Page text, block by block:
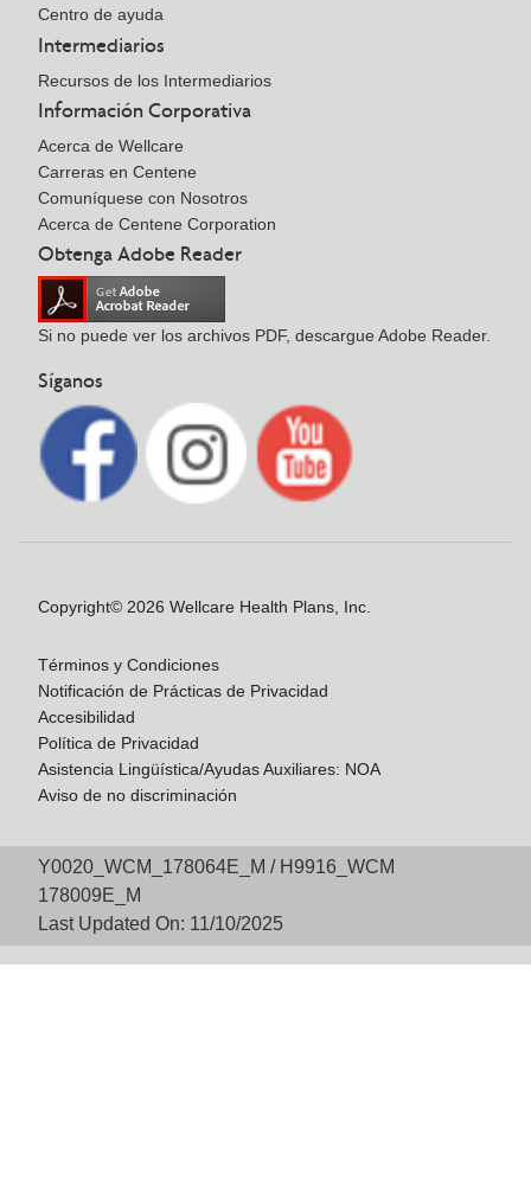
Centro de ayuda
Intermediarios
Recursos de los Intermediarios
Información Corporativa
Acerca de Wellcare
Carreras en Centene
Comuníquese con Nosotros
Acerca de Centene Corporation
Obtenga Adobe Reader
Si no puede ver los archivos PDF, descargue Adobe Reader.
Síganos
Copyright© 2026 Wellcare Health Plans, Inc.
Términos y Condiciones
Notificación de Prácticas de Privacidad
Accesibilidad
Política de Privacidad
Asistencia Lingüística/Ayudas Auxiliares: NOA
Aviso de no discriminación
Y0020_WCM_178064E_M / H9916_WCM
178009E_M
Last Updated On: 11/10/2025